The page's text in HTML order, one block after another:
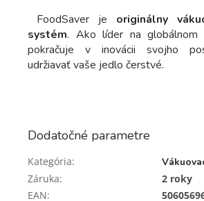
FoodSaver je originálny
systém. Ako líder na globálnom
pokračuje v inovácii svojho
udržiavať vaše jedlo čerstvé.
Dodatočné parametre
Kategória:
Záruka:
2 roky
EAN: